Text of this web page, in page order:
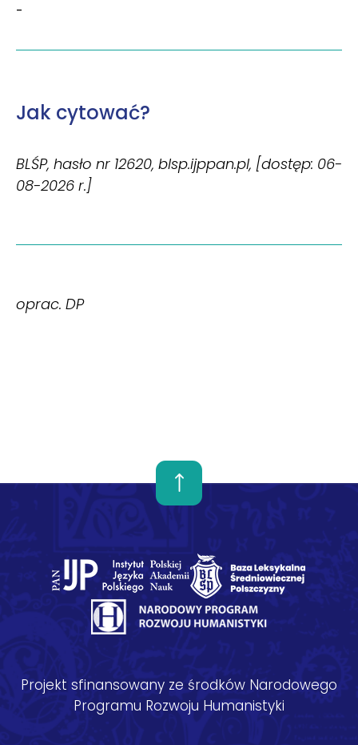
-
Jak cytować?
BLŚP, hasło nr 12620, blsp.ijppan.pl, [dostęp: 06-
08-2026 r.]
oprac. DP
Projekt sfinansowany ze środków Narodowego
Programu Rozwoju Humanistyki